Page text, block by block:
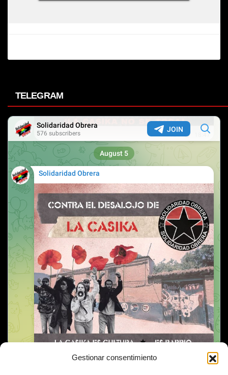
Gestionar consentimiento
TELEGRAM